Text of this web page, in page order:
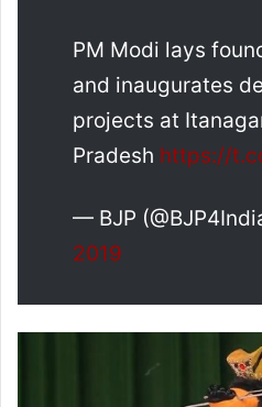
PM Modi lays
and inaugurates
projects at
Pradesh https://
— BJP
2019